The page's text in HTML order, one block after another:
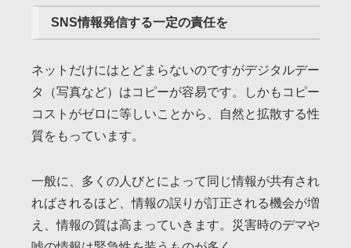
SNS情報発信する一定の責任を
ネットだけにはとどまらないのですがデジタルデー
タ（写真など）はコピーが容易です。しかもコピー
コストがゼロに等しいことから、自然と拡散する性
質をもっています。
一般に、多くの人びとによって同じ情報が共有され
ればされるほど、情報の誤りが訂正される機会が増
え、情報の質は高まっていきます。災害時のデマや